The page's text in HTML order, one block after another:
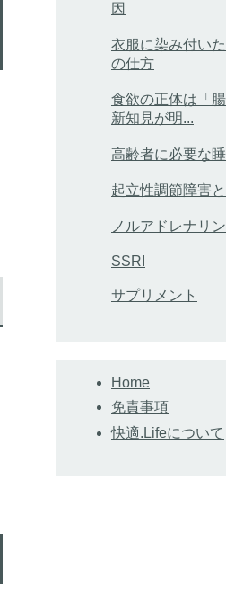
因
衣服に染み付い
の仕方
食欲の正体は「
新知見が明...
高齢者に必要な
起立性調節障害
ノルアドレナリ
SSRI
サプリメント
Home
免責事項
快適.Lifeについて